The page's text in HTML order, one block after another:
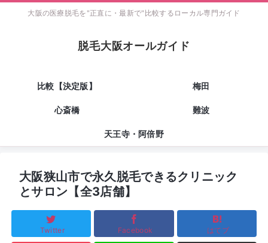
大阪の医療脱毛を"正直に・最新で"比較するローカル専門ガイド
脱毛大阪オールガイド
比較【決定版】 梅田
心斎橋 難波
天王寺・阿倍野
大阪狭山市で永久脱毛できるクリニック
とサロン【全3店舗】
Twitter Facebook はてブ